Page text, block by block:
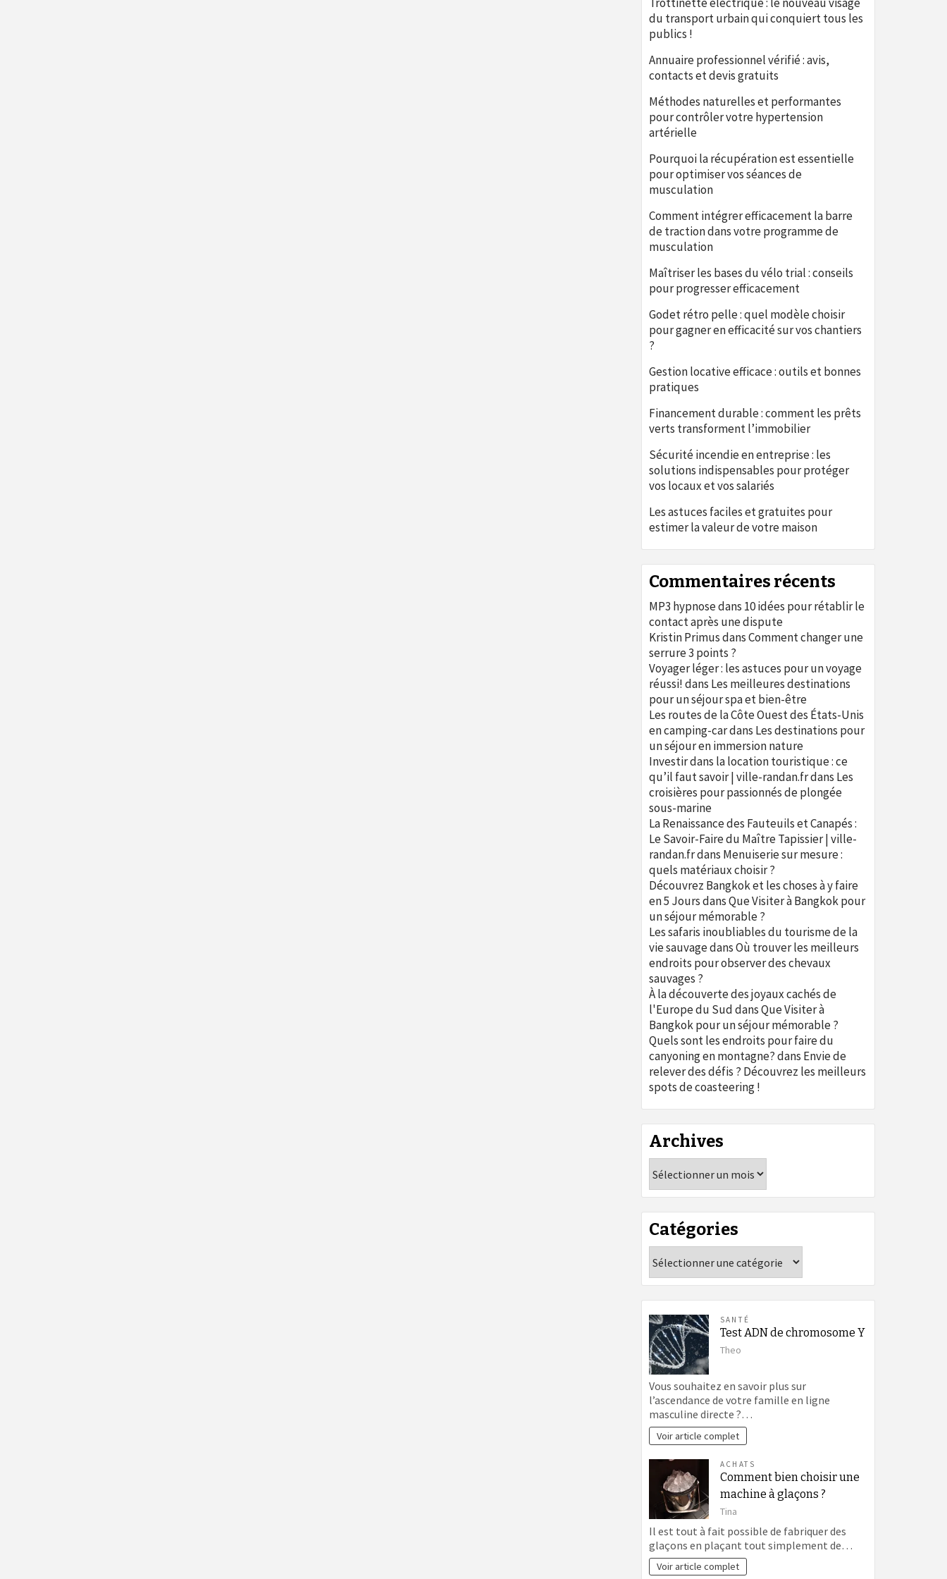
du transport urbain qui conquiert tous les
publics !
Annuaire professionnel vérifié : avis,
contacts et devis gratuits
Méthodes naturelles et performantes
pour contrôler votre hypertension
artérielle
Pourquoi la récupération est essentielle
pour optimiser vos séances de
musculation
Comment intégrer efficacement la barre
de traction dans votre programme de
musculation
Maîtriser les bases du vélo trial : conseils
pour progresser efficacement
Godet rétro pelle : quel modèle choisir
pour gagner en efficacité sur vos chantiers
?
Gestion locative efficace : outils et bonnes
pratiques
Financement durable : comment les prêts
verts transforment l’immobilier
Sécurité incendie en entreprise : les
solutions indispensables pour protéger
vos locaux et vos salariés
Les astuces faciles et gratuites pour
estimer la valeur de votre maison
Commentaires récents
MP3 hypnosedans 10 idées pour rétablir le
contact après une dispute
Kristin PrimusdansComment changer une
serrure 3 points ?
Voyager léger : les astuces pour un voyage
réussi!dans Les meilleures destinations
pour un séjour spa et bien-être
Les routes de la Côte Ouest des États-Unis
en camping-cardans Les destinations pour
un séjour en immersion nature
Investir dans la location touristique : ce
qu’il faut savoir | ville-randan.frdans Les
croisières pour passionnés de plongée
sous-marine
La Renaissance des Fauteuils et Canapés :
Le Savoir-Faire du Maître Tapissier | ville-
randan.frdans Menuiserie sur mesure :
quels matériaux choisir ?
Découvrez Bangkok et les choses à y faire
en 5 JoursdansQue Visiter à Bangkok pour
un séjour mémorable ?
Les safaris inoubliables du tourisme de la
vie sauvagedansOù trouver les meilleurs
endroits pour observer des chevaux
sauvages ?
À la découverte des joyaux cachés de
l'Europe du SuddansQue Visiter à
Bangkok pour un séjour mémorable ?
Quels sont les endroits pour faire du
canyoning en montagne?dans Envie de
relever des défis ? Découvrez les meilleurs
spots de coasteering !
Archives
Catégories
SANTÉ
Test ADN de chromosome Y
Theo
Vous souhaitez en savoir plus sur
l’ascendance de votre famille en ligne
masculine directe ?…
Voir article complet
ACHATS
Comment bien choisir une
machine à glaçons ?
Tina
Il est tout à fait possible de fabriquer des
glaçons en plaçant tout simplement de…
Voir article complet